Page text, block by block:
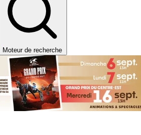
Moteur de recherche